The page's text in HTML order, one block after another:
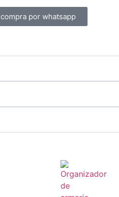
compra por whatsapp